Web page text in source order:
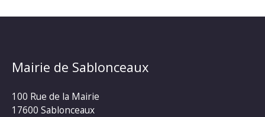
Mairie de Sablonceaux
100 Rue de la Mairie
17600 Sablonceaux